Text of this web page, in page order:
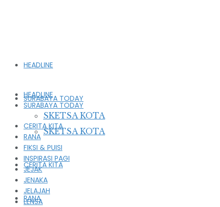
HEADLINE
SURABAYA TODAY
SKETSA KOTA
CERITA KITA
RANA
HEADLINE
SURABAYA TODAY
SKETSA KOTA
CERITA KITA
RANA
FIKSI & PUISI
INSPIRASI PAGI
JEJAK
JENAKA
JELAJAH
LENSA